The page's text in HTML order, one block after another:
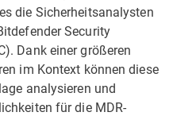
die Sicherheitsanalysten
Security
Dank einer größeren
im Kontext können diese
analysieren und
für die MDR-